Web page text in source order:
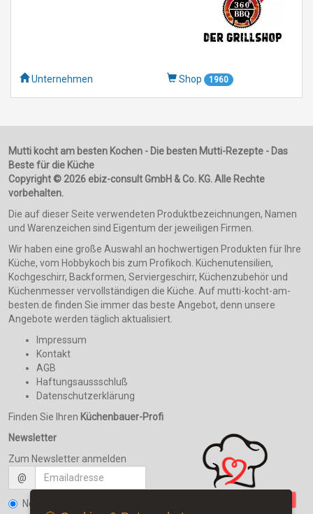
Unternehmen Shop 1960
Mutti kocht am besten Kochen - Die besten Mutti-Rezepte - Das
Beste für die Küche
Copyright © 2026 ebiz-consult GmbH & Co. KG. Alle Rechte
vorbehalten.
Die auf dieser Seite verwendeten Produktbezeichnungen, Namen
und Warenzeichen sind Eigentum der jeweiligen Firmen.
Wir haben eine große Auswahl an hochwertigen Produkten für Ihre
Küche, vom Hobbykoch bis zum Profikoch. Küchenutensilien,
Kochgeschirr, Backformen, Serviergeschirr, Küchenzubehör und
Küchenmesser vervollständigen die Küche. Auf mutti-kocht-am-
besten.de finden Sie immer das beste Angebot, denn unsere
Angebote werden täglich aktualisiert.
Impressum
Kontakt
AGB
Haftungsaussschluß
Datenschutzerklärung
Finden Sie Ihren Küchenbauer-Profi
Newsletter
Zum Newsletter anmelden
@
Newsletter bestellen